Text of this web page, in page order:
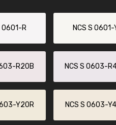
0601-R NCS S 0601-
R20B NCS S 0603-
Y20R NCS S 0603-